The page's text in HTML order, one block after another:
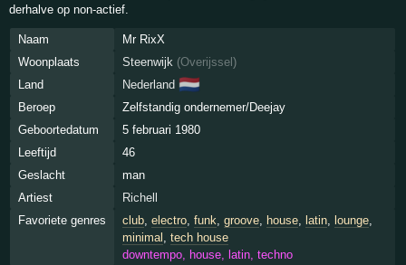
derhalve op non-actief.
Naam
Mr RixX
Woonplaats
Steenwijk (Overijssel )
Land
Nederland 🇳🇱
Beroep
Zelfstandig ondernemer/Deejay
Geboortedatum
5 februari 1980
Leeftijd
46
Geslacht
man
Artiest
Richell
Favoriete genres
club, electro, funk groove, house, latin, lounge,
minimal
tech house
downtempo, house, latin, techno